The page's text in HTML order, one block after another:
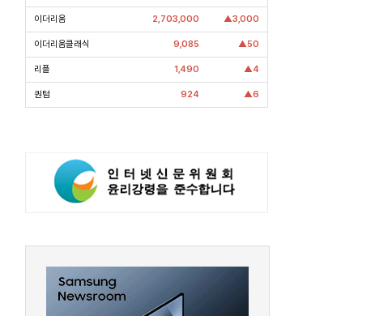
[Epic Why] 현대차
[Epic Why] 범LG家 구미현
이더리움 2,703,000 ▲3,000
이더리움클래식 9,085 ▲50
리플 1,490 ▲4
퀀텀 924 ▲6